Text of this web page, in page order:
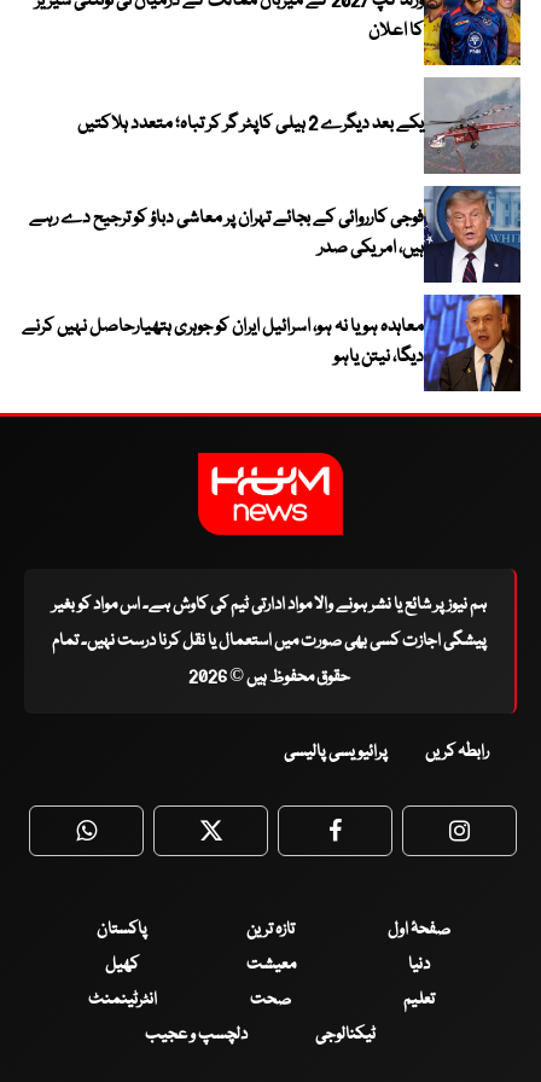
کا اعلان
یکے بعد دیگرے 2 ہیلی کاپٹر گر کر تباہ؛ متعدد ہلاکتیں
فوجی کارروائی کے بجائے تہران پر معاشی دباؤ کو ترجیح دے رہے
ہیں، امریکی صدر
معاہدہ ہو یا نہ ہو، اسرائیل ایران کو جوہری ہتھیارحاصل نہیں کرنے
دیگا، نیتن یاہو
ہم نیوز پر شائع یا نشر ہونے والا مواد ادارتی ٹیم کی کاوش ہے۔ اس مواد کو بغیر
پیشگی اجازت کسی بھی صورت میں استعمال یا نقل کرنا درست نہیں۔ تمام
حقوق محفوظ ہیں © 2026
رابطہ کریں پرائیویسی پالیسی
WhatsApp Twitter Facebook
صفحۂ اول تازہ ترین
پاکستان
دنیا
معیشت
کھیل
تعلیم
صحت
انٹرٹینمنٹ
ٹیکنالوجی
دلچسپ و عجیب